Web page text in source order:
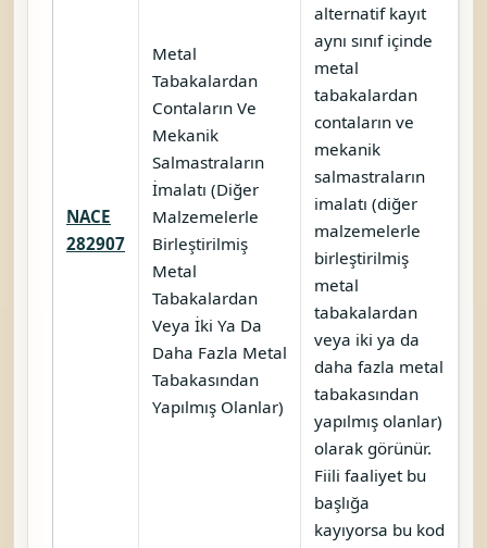
NACE
282907
Metal
Tabakalardan
Contaların Ve
Mekanik
Salmastraların
İmalatı (Diğer
Malzemelerle
Birleştirilmiş
Metal
Tabakalardan
Veya İki Ya Da
Daha Fazla Metal
Tabakasından
Yapılmış Olanlar)
alternatif kayıt
aynı sınıf içinde
metal
tabakalardan
contaların ve
mekanik
salmastraların
imalatı (diğer
malzemelerle
birleştirilmiş
metal
tabakalardan
veya iki ya da
daha fazla metal
tabakasından
yapılmış olanlar)
olarak görünür.
Fiili faaliyet bu
başlığa
kayıyorsa bu kod